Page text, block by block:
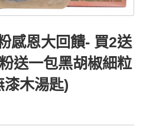
感恩大回饋- 買2送
送一包黑胡椒細粒
漆木湯匙)